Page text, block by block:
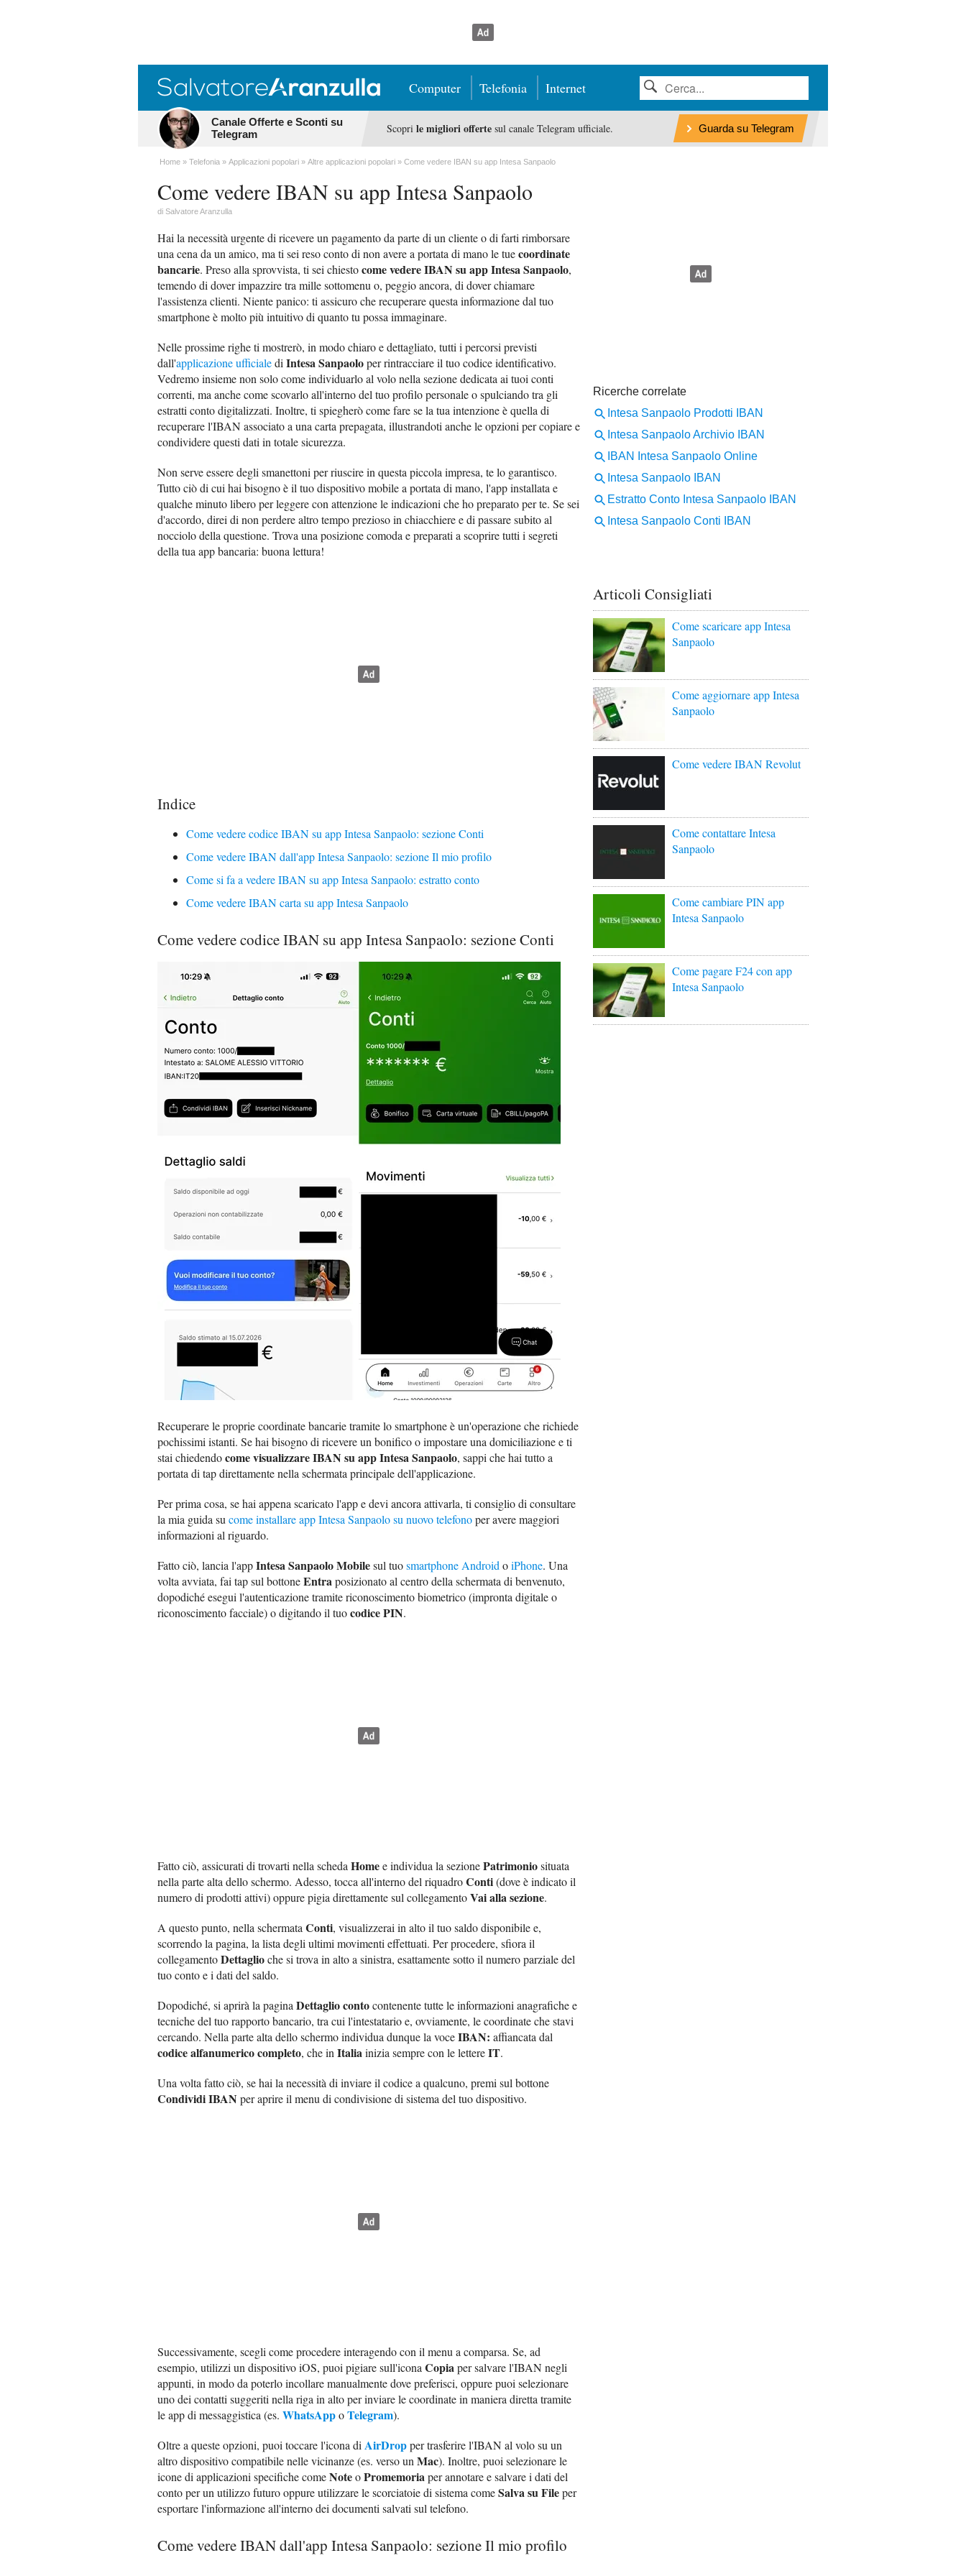
Computer Telefonia Internet
Canale Offerte e Sconti su
Telegram
Scopri le migliori offertesul canale Telegram ufficiale. Guarda su Telegram
Home Telefonia Applicazioni popolari Altre applicazioni popolari Come vedere IBAN su app Intesa Sanpaolo
Come vedere IBAN su app Intesa Sanpaolo
di Salvatore Aranzulla
Hai la necessità urgente di ricevere un pagamento da parte di un cliente o di farti rimborsare
una cena da un amico, ma ti sei reso conto di non avere a portata di mano le tuecoordinate
bancarie. Preso alla sprovvista, ti sei chiestocome vedere IBAN su app Intesa Sanpaolo,
temendo di dover impazzire tra mille sottomenu o, peggio ancora, di dover chiamare
l'assistenza clienti. Niente panico: ti assicuro che recuperare questa informazione dal tuo
smartphone è molto più intuitivo di quanto tu possa immaginare.
Nelle prossime righe ti mostrerò, in modo chiaro e dettagliato, tutti i percorsi previsti
dall'applicazione ufficialedi Intesa Sanpaoloper rintracciare il tuo codice identificativo.
Vedremo insieme non solo come individuarlo al volo nella sezione dedicata ai tuoi conti
correnti, ma anche come scovarlo all'interno del tuo profilo personale o spulciando tra gli
estratti conto digitalizzati. Inoltre, ti spiegherò come fare se la tua intenzione è quella di
recuperare l'IBAN associato a una carta prepagata, illustrandoti anche le opzioni per copiare e
condividere questi dati in totale sicurezza.
Non serve essere degli smanettoni per riuscire in questa piccola impresa, te lo garantisco.
Tutto ciò di cui hai bisogno è il tuo dispositivo mobile a portata di mano, l'app installata e
qualche minuto libero per leggere con attenzione le indicazioni che ho preparato per te. Se sei
d'accordo, direi di non perdere altro tempo prezioso in chiacchiere e di passare subito al
nocciolo della questione. Trova una posizione comoda e preparati a scoprire tutti i segreti
della tua app bancaria: buona lettura!
Indice
Come vedere codice IBAN su app Intesa Sanpaolo: sezione Conti
Come vedere IBAN dall'app Intesa Sanpaolo: sezione Il mio profilo
Come si fa a vedere IBAN su app Intesa Sanpaolo: estratto conto
Come vedere IBAN carta su app Intesa Sanpaolo
Come vedere codice IBAN su app Intesa Sanpaolo: sezione Conti
Recuperare le proprie coordinate bancarie tramite lo smartphone è un'operazione che richiede
pochissimi istanti. Se hai bisogno di ricevere un bonifico o impostare una domiciliazione e ti
stai chiedendocome visualizzare IBAN su app Intesa Sanpaolo, sappi che hai tutto a
portata di tap direttamente nella schermata principale dell'applicazione.
Per prima cosa, se hai appena scaricato l'app e devi ancora attivarla, ti consiglio di consultare
la mia guida su come installare app Intesa Sanpaolo su nuovo telefonoper avere maggiori
informazioni al riguardo.
Fatto ciò, lancia l'appIntesa Sanpaolo Mobilesul tuosmartphone Android oiPhone. Una
volta avviata, fai tap sul bottoneEntraposizionato al centro della schermata di benvenuto,
dopodiché esegui l'autenticazione tramite riconoscimento biometrico (impronta digitale o
riconoscimento facciale) o digitando il tuocodice PIN.
Fatto ciò, assicurati di trovarti nella scheda Homee individua la sezionePatrimoniosituata
nella parte alta dello schermo. Adesso, tocca all'interno del riquadroConti(dove è indicato il
numero di prodotti attivi) oppure pigia direttamente sul collegamentoVai alla sezione.
A questo punto, nella schermata Conti, visualizzerai in alto il tuo saldo disponibile e,
scorrendo la pagina, la lista degli ultimi movimenti effettuati. Per procedere, sfiora il
collegamentoDettaglioche si trova in alto a sinistra, esattamente sotto il numero parziale del
tuo conto e i dati del saldo.
Dopodiché, si aprirà la pagina Dettaglio contocontenente tutte le informazioni anagrafiche e
tecniche del tuo rapporto bancario, tra cui l'intestatario e, ovviamente, le coordinate che stavi
cercando. Nella parte alta dello schermo individua dunque la voceIBAN: affiancata dal
codice alfanumerico completo, che in Italiainizia sempre con le lettereIT.
Una volta fatto ciò, se hai la necessità di inviare il codice a qualcuno, premi sul bottone
Condividi IBAN per aprire il menu di condivisione di sistema del tuo dispositivo.
Successivamente, scegli come procedere interagendo con il menu a comparsa. Se, ad
esempio, utilizzi un dispositivo iOS, puoi pigiare sull'icona Copiaper salvare l'IBAN negli
appunti, in modo da poterlo incollare manualmente dove preferisci, oppure puoi selezionare
uno dei contatti suggeriti nella riga in alto per inviare le coordinate in maniera diretta tramite
le app di messaggistica (es. WhatsAppoTelegram).
Oltre a queste opzioni, puoi toccare l'icona di AirDropper trasferire l'IBAN al volo su un
altro dispositivo compatibile nelle vicinanze (es. verso un Mac). Inoltre, puoi selezionare le
icone di applicazioni specifiche comeNoteoPromemoriaper annotare e salvare i dati del
conto per un utilizzo futuro oppure utilizzare le scorciatoie di sistema comeSalva su Fileper
esportare l'informazione all'interno dei documenti salvati sul telefono.
Come vedere IBAN dall'app Intesa Sanpaolo: sezione Il mio profilo
Articoli Consigliati
Come scaricare app Intesa
Sanpaolo
Come aggiornare app Intesa
Sanpaolo
Come vedere IBAN Revolut
Come contattare Intesa
Sanpaolo
Come cambiare PIN app
Intesa Sanpaolo
Come pagare F24 con app
Intesa Sanpaolo